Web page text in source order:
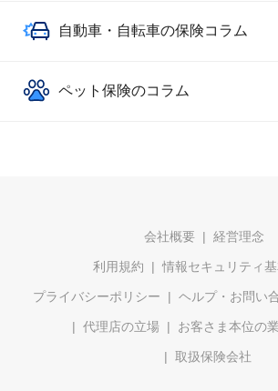
自動車・自転車の保険コラム
ペット保険のコラム
会社概要 経営理念
利用規約 情報セキュリティ
プライバシーポリシー ヘルプ・お問い
代理店の立場 お客さま本位の
取扱保険会社